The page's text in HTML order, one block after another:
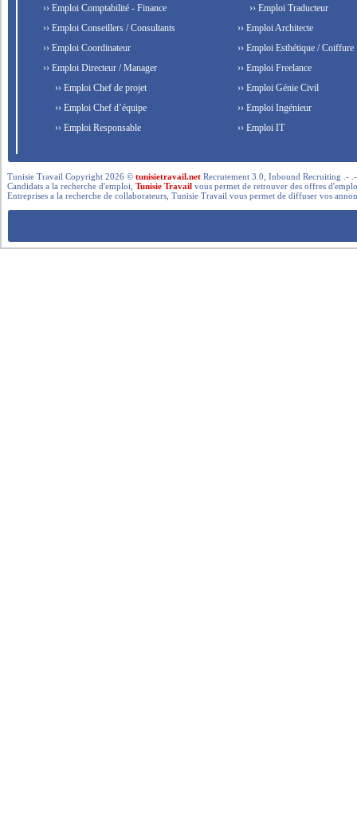
›› Emploi Comptabilité - Finance
›› Emploi Conseillers / Consultants
›› Emploi Coordinateur
›› Emploi Directeur / Manager
›› Emploi Chef de projet
›› Emploi Chef d’équipe
›› Emploi Responsable
›› Emploi Traducteur
›› Emploi Architecte
›› Emploi Esthétique / Coiffure
›› Emploi Freelance
›› Emploi Génie Civil
›› Emploi Ingénieur
›› Emploi IT
Tunisie Travail Copyright 2026 ©tunisietravail.net Recrutement 3.0, Inbound Recruiting .-
Candidats a la recherche d'emploi,Tunisie Travail vous permet de retrouver des offres
Entreprises a la recherche de collaborateurs, Tunisie Travail vous permet de diffuser vos